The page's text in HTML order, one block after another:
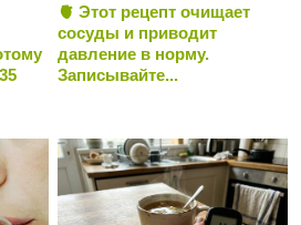
🫀 Этот рецепт очищает
сосуды и приводит
давление в норму.
Записывайте...